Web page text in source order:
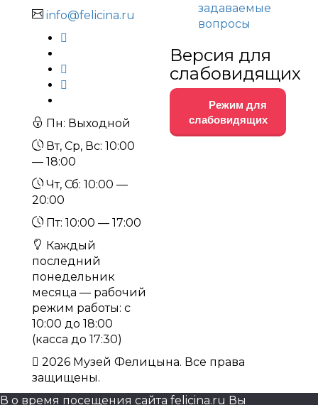
info@felicina.ru
Пн: Выходной
Вт, Ср, Вс: 10:00
— 18:00
Чт, Сб: 10:00 —
20:00
Пт: 10:00 — 17:00
Каждый
последний
понедельник
месяца — рабочий
режим работы: с
10:00 до 18:00
(касса до 17:30)
задаваемые
вопросы
Версия для
слабовидящих
Режим для
слабовидящих
2026 Музей Фелицына. Все права
защищены.
В о время посещения сайта felicina.ru Вы